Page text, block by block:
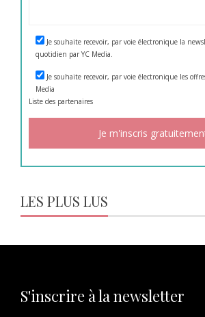
Je souhaite recevoir, par voie électronique la
quotidien par YC Media.
Je souhaite recevoir, par voie électronique les
Media
Liste des partenaires
LES PLUS LUS
S'inscrire à la newsletter